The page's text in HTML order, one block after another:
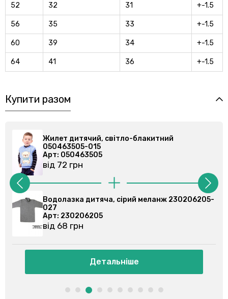
52 32 31 +-1.5
56 35 33 +-1.5
60 39 34 +-1.5
64 41 36 +-1.5
Купити разом
Жилет дитячий, світло-блакитний
050463505-015
Арт: 050463505
від 72 грн
Водолазка дитяча, сірий меланж 230206205-
027
Арт: 230206205
від 68 грн
Детальніше